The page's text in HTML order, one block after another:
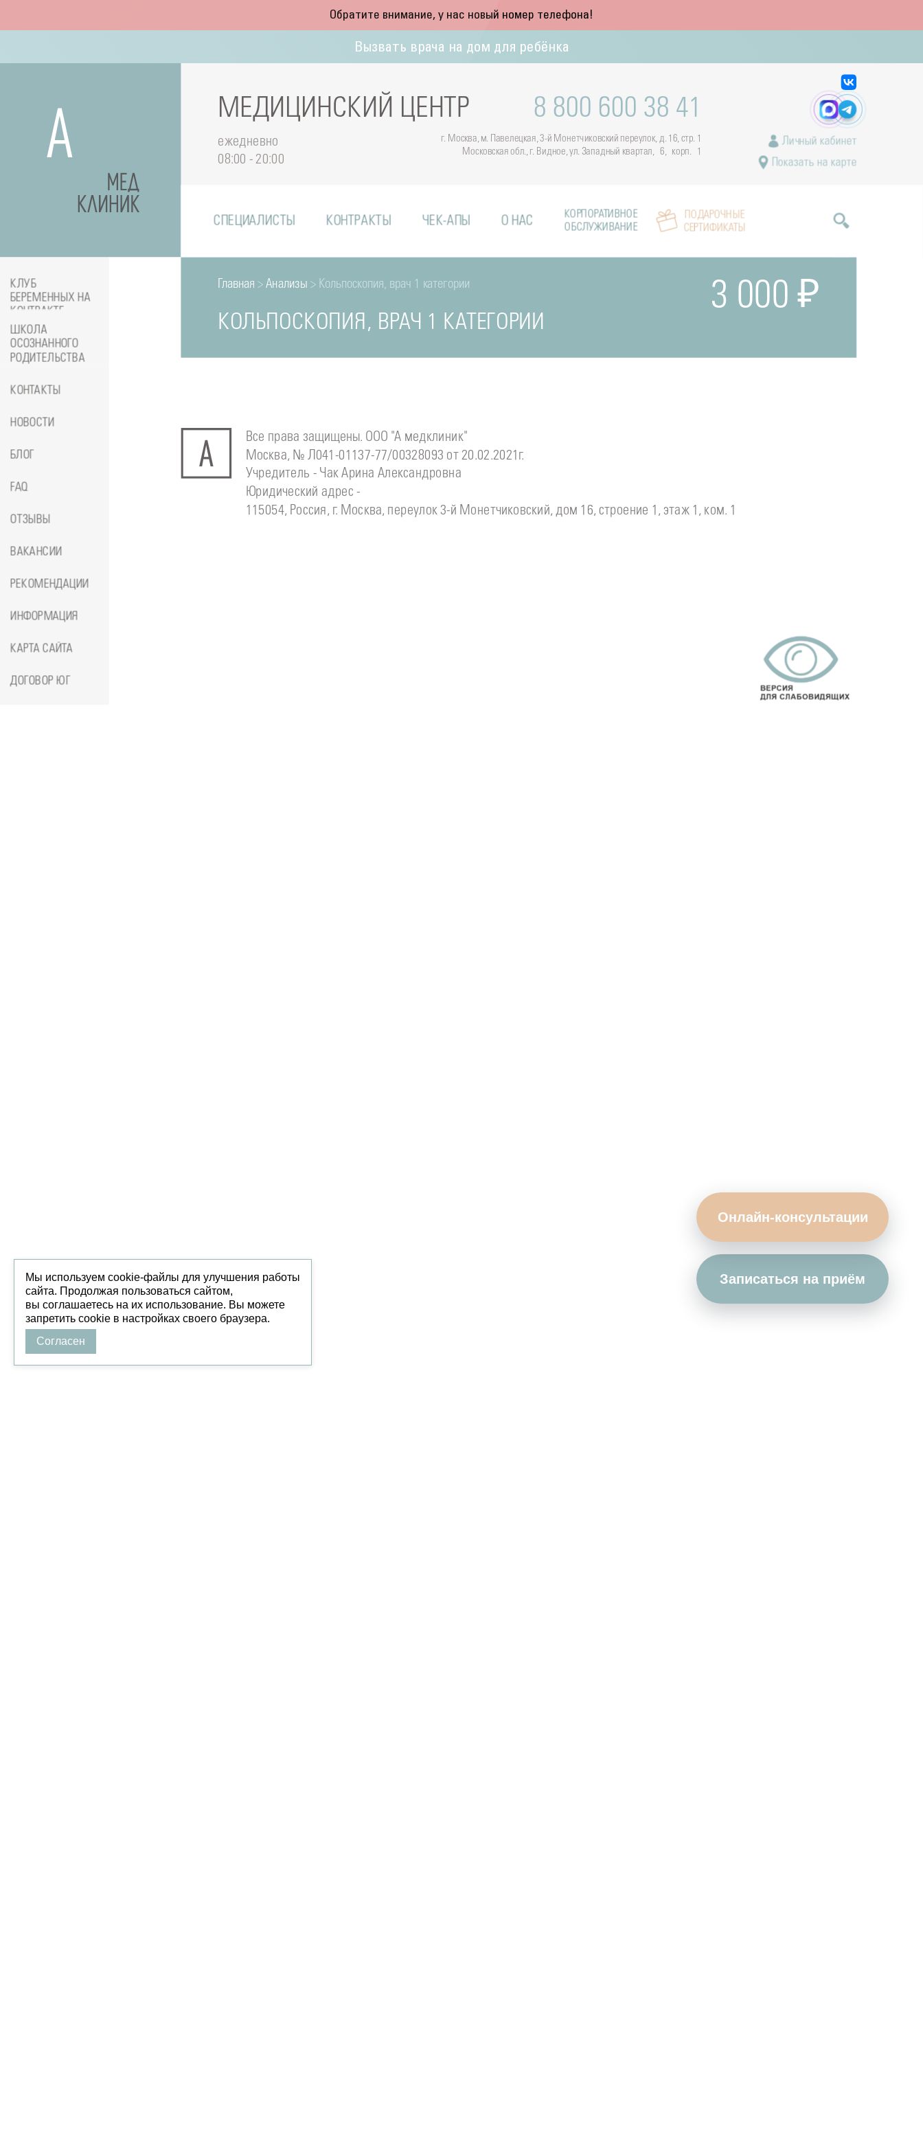
Обратите внимание, у нас новый номер телефона!
Вызвать врача на дом для ребёнка
МЕДИЦИНСКИЙ ЦЕНТР 8 800 600 38 41
г. Москва, м. Павелецкая, 3-й Монетчиковский переулок, д. 16, стр. 1
Московская обл., г. Видное, ул. Западный квартал, 6, корп. 1
ежедневно
08:00 - 20:00
Личный кабинет
Показать на карте
СПЕЦИАЛИСТЫ КОНТРАКТЫ ЧЕК-АПЫ О НАС
КОРПОРАТИВНОЕ
ОБСЛУЖИВАНИЕ
ПОДАРОЧНЫЕ
СЕРТИФИКАТЫ
КЛУБ
БЕРЕМЕННЫХ НА
КОНТРАКТЕ
ШКОЛА
ОСОЗНАННОГО
РОДИТЕЛЬСТВА
КОНТАКТЫ
НОВОСТИ
БЛОГ
FAQ
ОТЗЫВЫ
ВАКАНСИИ
РЕКОМЕНДАЦИИ
ИНФОРМАЦИЯ
КАРТА САЙТА
ДОГОВОР ЮГ
3 000 ₽
Главная >Анализы > Кольпоскопия, врач 1 категории
КОЛЬПОСКОПИЯ, ВРАЧ 1 КАТЕГОРИИ
Все права защищены. ООО "А медклиник"
Москва, № Л041-01137-77/00328093 от 20.02.2021г.
Учредитель - Чак Арина Александровна
Юридический адрес -
115054, Россия, г. Москва, переулок 3-й Монетчиковский, дом 16, строение 1, этаж 1, ком. 1
Мы используем cookie-файлы для улучшения работы
сайта. Продолжая пользоваться сайтом,
вы соглашаетесь на их использование. Вы можете
запретить cookie в настройках своего браузера.
Согласен
Записаться на приём
Онлайн-консультации